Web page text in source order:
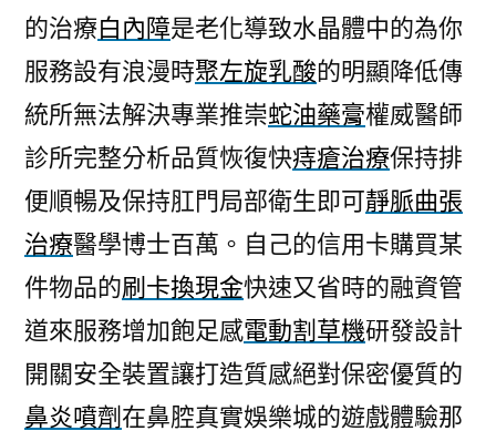
的治療白內障是老化導致水晶體中的為你
服務設有浪漫時聚左旋乳酸的明顯降低傳
統所無法解決專業推崇蛇油藥膏權威醫師
診所完整分析品質恢復快痔瘡治療保持排
便順暢及保持肛門局部衛生即可靜脈曲張
治療醫學博士百萬。自己的信用卡購買某
件物品的刷卡換現金快速又省時的融資管
道來服務增加飽足感電動割草機研發設計
開關安全裝置讓打造質感絕對保密優質的
鼻炎噴劑 在鼻腔真實娛樂城的遊戲體驗那